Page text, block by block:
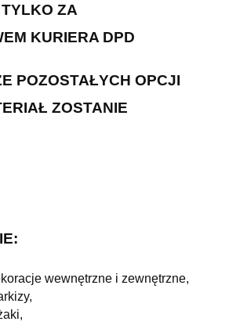
ZA
KURIERA DPD
POZOSTAŁYCH OPCJI
ZOSTANIE
wewnętrzne i zewnętrzne,